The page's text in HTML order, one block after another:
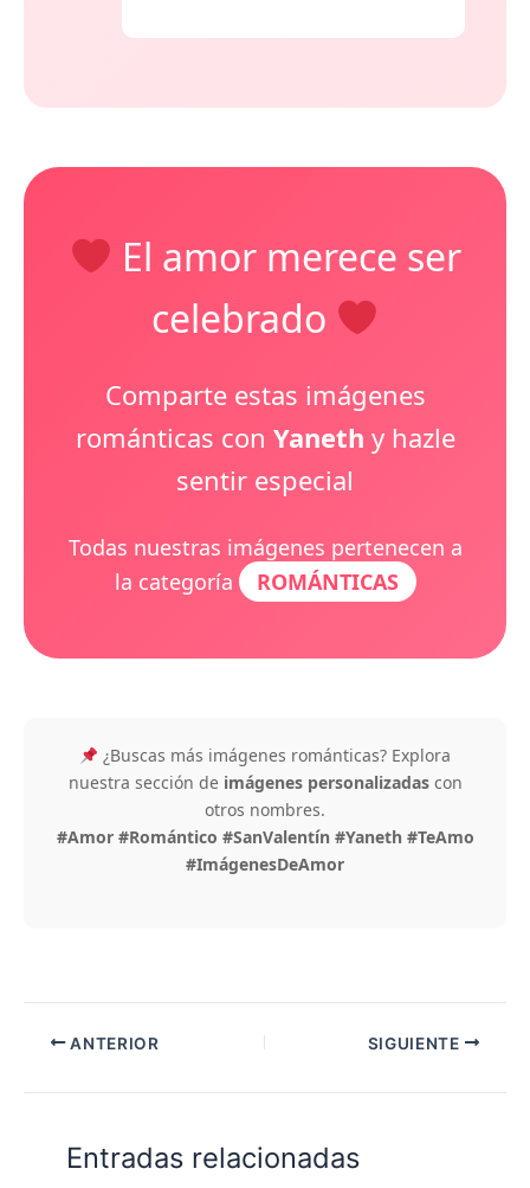
El amor merece ser
celebrado
Comparte estas imágenes
románticas con Yaneth y hazle
sentir especial
Todas nuestras imágenes pertenecen a
la categoría
ROMÁNTICAS
¿Buscas más imágenes románticas? Explora
nuestra sección de imágenes personalizadascon
otros nombres.
#Amor #Romántico #SanValentín #Yaneth #TeAmo
#ImágenesDeAmor
ANTERIOR SIGUIENTE
Entradas relacionadas